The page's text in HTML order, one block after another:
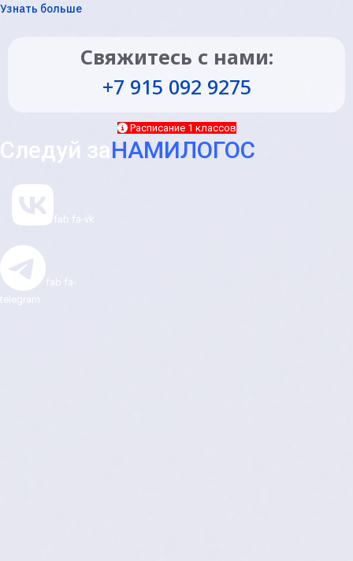
Узнать больше
Свяжитесь с нами:
+7 915 092 9275
Расписание 1 классов
Следуй заНАМИЛОГОС
fab fa-vk
fab fa-
telegram